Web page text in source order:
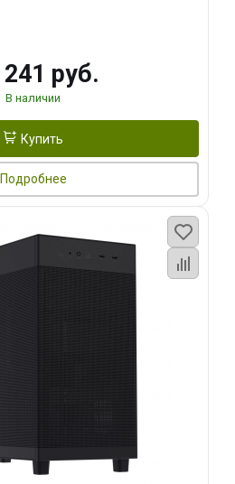
руб.
В наличии
Купить
Подробнее